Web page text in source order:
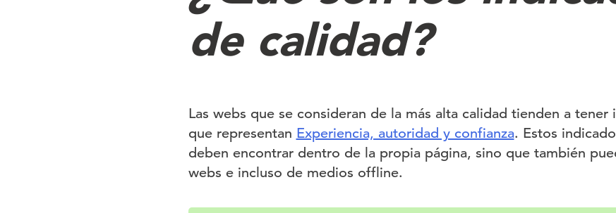
de calidad?
Las webs que se consideran de la más alta calidad tienden a tener
que representan Experiencia, autoridad y confianza. Estos
deben encontrar dentro de la propia página, sino que también
webs e incluso de medios offline.